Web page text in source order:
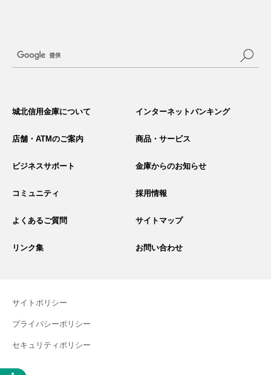
城北信用金庫について インターネットバンキング
店舗・ATMのご案内 商品・サービス
ビジネスサポート 金庫からのお知らせ
コミュニティ 採用情報
よくあるご質問 サイトマップ
リンク集 お問い合わせ
サイトポリシー
プライバシーポリシー
セキュリティポリシー